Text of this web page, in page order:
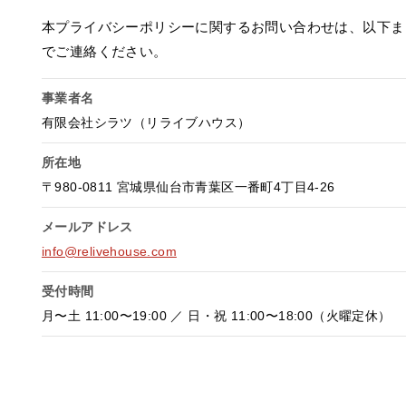
本プライバシーポリシーに関するお問い合わせは、以下ま
でご連絡ください。
事業者名
有限会社シラツ（リライブハウス）
所在地
〒980-0811 宮城県仙台市青葉区一番町4丁目4-26
メールアドレス
info@relivehouse.com
受付時間
月〜土 11:00〜19:00 ／ 日・祝 11:00〜18:00（火曜定休）